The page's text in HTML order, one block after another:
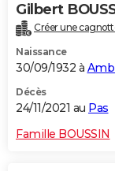
Gilbert
Créer une
Naissance
30/09/1932 à
Décès
24/11/2021 au Pas
Famille BOUSSIN